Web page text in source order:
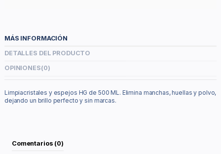
MÁS INFORMACIÓN
DETALLES DEL PRODUCTO
OPINIONES(0)
Limpiacristales y espejos HG de 500 ML. Elimina manchas, huellas y polvo,
dejando un brillo perfecto y sin marcas.
Comentarios (0)